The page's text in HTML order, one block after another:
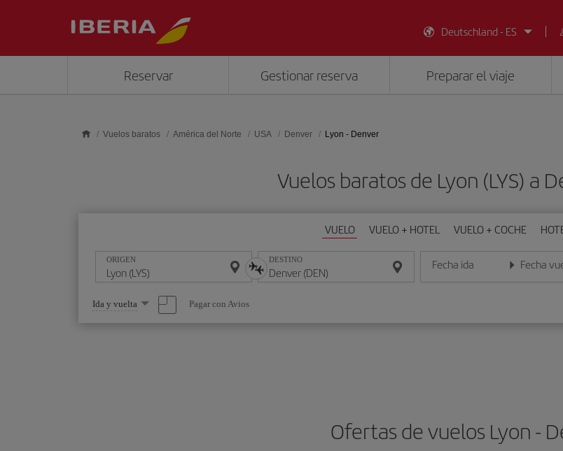
Deutschland - ES
Reservar Gestionar reserva Preparar el viaje
Vuelos baratos América del Norte USA Denver Lyon - Denver
Vuelos baratos de Lyon (LYS) a
VUELO VUELO + HOTEL VUELO + COCHE
ORIGEN DESTINO Fecha ida
Introduce la fecha en formato día/
Fecha
Introduce la
Seleccione
una
opción
Ida y vuelta Pagar con Avios
Ofertas de vuelos Lyon -